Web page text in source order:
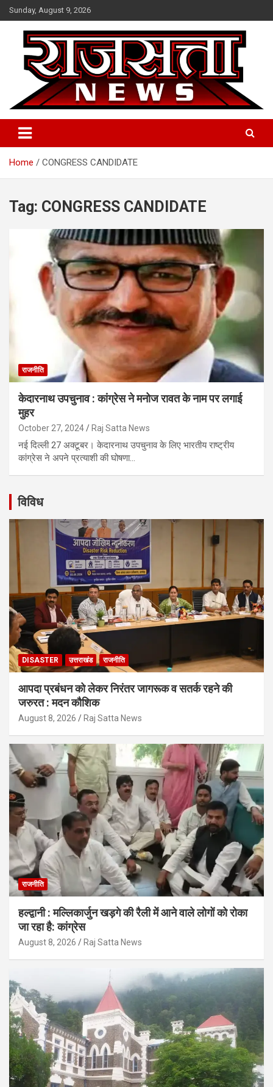
Skip
to
content
Sunday, August 9, 2026
Raj Satta News
Home CONGRESS CANDIDATE
Tag: CONGRESS CANDIDATE
राजनीति
केदारनाथ उपचुनाव : कांग्रेस ने मनोज रावत के नाम पर लगाई
मुहर
October 27, 2024 Raj Satta News
नई दिल्ली 27 अक्टूबर। केदारनाथ उपचुनाव के लिए भारतीय राष्ट्रीय
कांग्रेस ने अपने प्रत्याशी की घोषणा…
विविध
DISASTER उत्तराखंड राजनीति
आपदा प्रबंधन को लेकर निरंतर जागरूक व सतर्क रहने की
जरुरत : मदन कौशिक
August 8, 2026 Raj Satta News
राजनीति
हल्द्वानी : मल्लिकार्जुन खड़गे की रैली में आने वाले लोगों को रोका
जा रहा है: कांग्रेस
August 8, 2026 Raj Satta News